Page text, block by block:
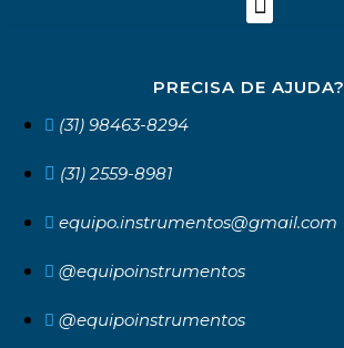
PRECISA DE AJUDA?
(31) 98463-8294
(31) 2559-8981
equipo.instrumentos@gmail.com
@equipoinstrumentos
@equipoinstrumentos